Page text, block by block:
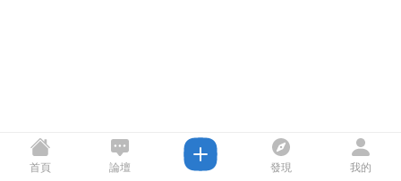
首頁 論壇 發現 我的